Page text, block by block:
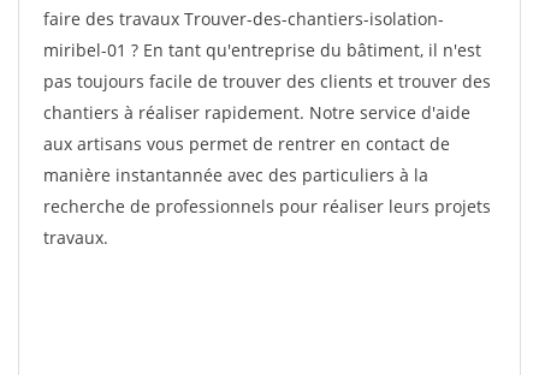
faire des travaux Trouver-des-chantiers-isolation-
miribel-01 ? En tant qu'entreprise du bâtiment, il n'est
pas toujours facile de trouver des clients et trouver des
chantiers à réaliser rapidement. Notre service d'aide
aux artisans vous permet de rentrer en contact de
manière instantannée avec des particuliers à la
recherche de professionnels pour réaliser leurs projets
travaux.